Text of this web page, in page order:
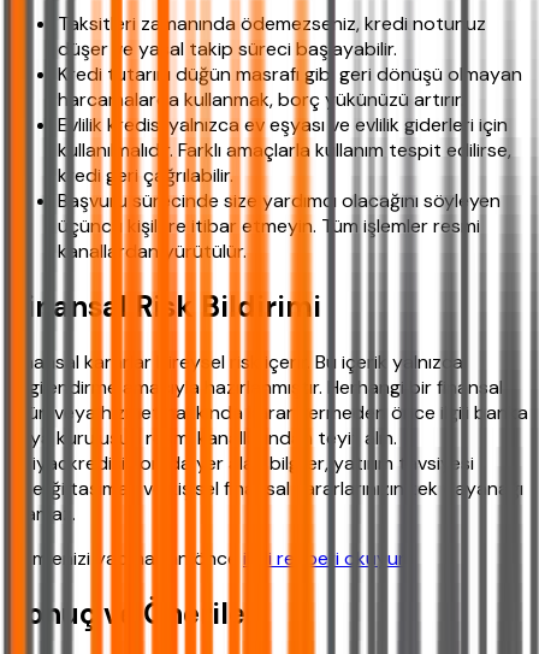
Taksitleri zamanında ödemezseniz, kredi notunuz
düşer ve yasal takip süreci başlayabilir.
Kredi tutarını düğün masrafı gibi geri dönüşü olmayan
harcamalarda kullanmak, borç yükünüzü artırır.
Evlilik kredisi yalnızca ev eşyası ve evlilik giderleri için
kullanılmalıdır. Farklı amaçlarla kullanım tespit edilirse,
kredi geri çağrılabilir.
Başvuru sürecinde size yardımcı olacağını söyleyen
üçüncü kişilere itibar etmeyin. Tüm işlemler resmi
kanallardan yürütülür.
Finansal Risk Bildirimi
Finansal kararlar bireysel risk içerir. Bu içerik yalnızca
bilgilendirme amacıyla hazırlanmıştır. Herhangi bir finansal
ürün veya hizmet hakkında karar vermeden önce ilgili banka
veya kuruluşun resmi kanallarından teyit alın.
ihtiyackredisi.com'da yer alan bilgiler, yatırım tavsiyesi
niteliği taşımaz ve kişisel finansal kararlarınızın tek dayanağı
olamaz.
Hamlenizi yapmadan önce ilgili rehberi okuyun
Sonuç ve Öneriler